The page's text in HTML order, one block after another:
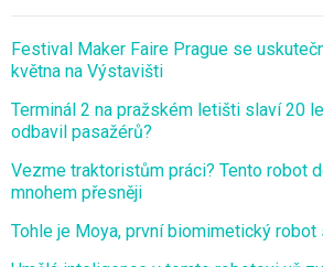
Festival Maker Faire Prague se
května na Výstavišti
Terminál 2 na pražském letišti slaví 20
odbavil pasažérů?
Vezme traktoristům práci? Tento robot
mnohem přesněji
Tohle je Moya, první biomimetický